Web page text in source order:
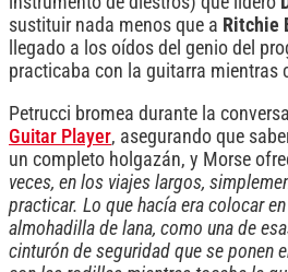
sustituir nada menos que a Ritchie
llegado a los oídos del genio del
practicaba con la guitarra mientras
Petrucci bromea durante la
Guitar Player, asegurando que
un completo holgazán, y Morse
veces, en los viajes largos,
practicar. Lo que hacía era colocar
almohadilla de lana, como una de
cinturón de seguridad que se ponen